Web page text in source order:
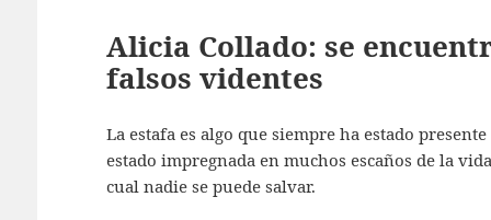
Alicia Collado: se
falsos videntes
La estafa es algo que siempre ha estado
estado impregnada en muchos escaños de la
cual nadie se puede salvar.